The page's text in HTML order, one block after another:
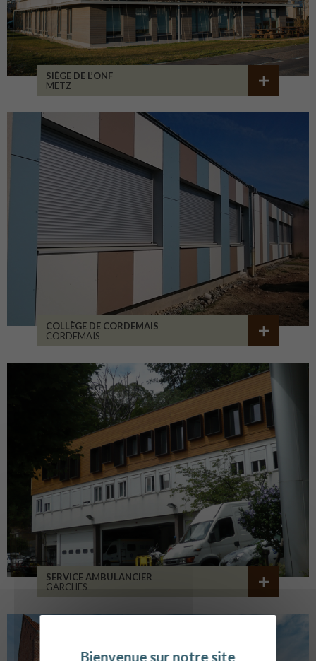
SIÈGE DE L’ONF
METZ
COLLÈGE DE CORDEMAIS
CORDEMAIS
SERVICE AMBULANCIER
GARCHES